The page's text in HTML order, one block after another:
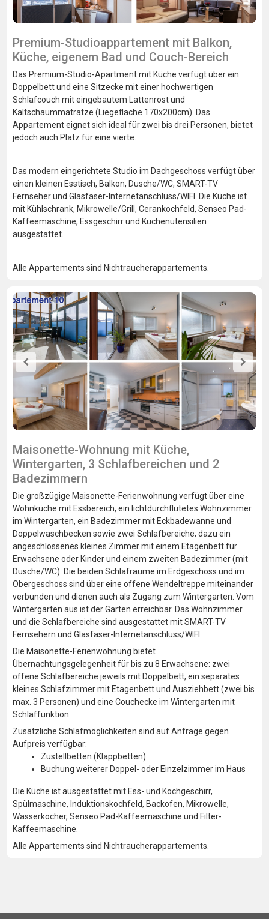
Premium-Studioappartement mit Balkon,
Küche, eigenem Bad und Couch-Bereich
Das Premium-Studio-Apartment mit Küche verfügt über ein
Doppelbett und eine Sitzecke mit einer hochwertigen
Schlafcouch mit eingebautem Lattenrost und
Kaltschaummatratze (Liegefläche 170x200cm). Das
Appartement eignet sich ideal für zwei bis drei Personen, bietet
jedoch auch Platz für eine vierte.
Das modern eingerichtete Studio im Dachgeschoss verfügt über
einen kleinen Esstisch, Balkon, Dusche/WC, SMART-TV
Fernseher und Glasfaser-Internetanschluss/WIFI. Die Küche ist
mit Kühlschrank, Mikrowelle/Grill, Cerankochfeld, Senseo Pad-
Kaffeemaschine, Essgeschirr und Küchenutensilien
ausgestattet.
Alle Appartements sind Nichtraucherappartements.
Maisonette-Wohnung mit Küche,
Wintergarten, 3 Schlafbereichen und 2
Badezimmern
Die großzügige Maisonette-Ferienwohnung verfügt über eine
Wohnküche mit Essbereich, ein lichtdurchflutetes Wohnzimmer
im Wintergarten, ein Badezimmer mit Eckbadewanne und
Doppelwaschbecken sowie zwei Schlafbereiche; dazu ein
angeschlossenes kleines Zimmer mit einem Etagenbett für
Erwachsene oder Kinder und einem zweiten Badezimmer (mit
Dusche/WC). Die beiden Schlafräume im Erdgeschoss und im
Obergeschoss sind über eine offene Wendeltreppe miteinander
verbunden und dienen auch als Zugang zum Wintergarten. Vom
Wintergarten aus ist der Garten erreichbar. Das Wohnzimmer
und die Schlafbereiche sind ausgestattet mit SMART-TV
Fernsehern und Glasfaser-Internetanschluss/WIFI.
Die Maisonette-Ferienwohnung bietet
Übernachtungsgelegenheit für bis zu 8 Erwachsene: zwei
offene Schlafbereiche jeweils mit Doppelbett, ein separates
kleines Schlafzimmer mit Etagenbett und Ausziehbett (zwei bis
max. 3 Personen) und eine Couchecke im Wintergarten mit
Schlaffunktion.
Zusätzliche Schlafmöglichkeiten sind auf Anfrage gegen
Aufpreis verfügbar:
Zustellbetten (Klappbetten)
Buchung weiterer Doppel- oder Einzelzimmer im Haus
Die Küche ist ausgestattet mit Ess- und Kochgeschirr,
Spülmaschine, Induktionskochfeld, Backofen, Mikrowelle,
Wasserkocher, Senseo Pad-Kaffeemaschine und Filter-
Kaffeemaschine.
Alle Appartements sind Nichtraucherappartements.